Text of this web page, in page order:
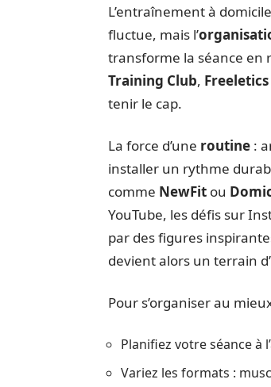
L’entraînement à
fluctue, mais l’
transforme la séance en
Training Club, Freeletics
tenir le cap.
La force d’une routine :
installer un rythme
comme NewFit ou
YouTube, les défis sur
par des figures
devient alors un terrain
Pour s’organiser au
Planifiez votre séance à
Variez les formats :